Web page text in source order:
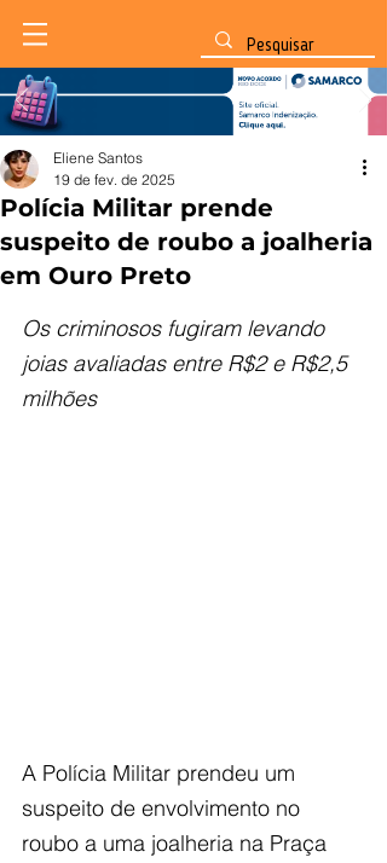
Polícia Militar prende
suspeito de roubo a joalheria
em Ouro Preto
Eliene Santos
19 de fev. de 2025
Os criminosos fugiram levando
joias avaliadas entre R$2 e R$2,5
milhões
A Polícia Militar prendeu um
suspeito de envolvimento no
roubo a uma joalheria na Praça